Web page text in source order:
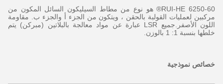
RUI-HE 6250-60® هو نوع من مطاط السيليكون السائل المكون من
مركبين لعمليات القولبة بالحقن ، ويتكون من الجزء أ والجزء ب. مقاومة
اللون الأصفر.جميع LSR عبارة عن مواد معالجة بالبلاتين (مبركن) يتم
خلطها بنسبة 1: 1 بالوزن.
خصائص نموذجية